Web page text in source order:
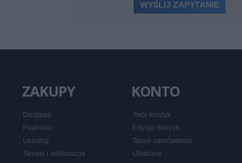
ZAKUPY
Dostawa
Płatności
Leasing
Serwis i reklamacje
KONTO
Twój koszyk
Edycja danych
Twoje zamówienia
Ulubione